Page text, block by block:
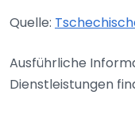
Quelle:
Ausführliche
Dienstleistungen